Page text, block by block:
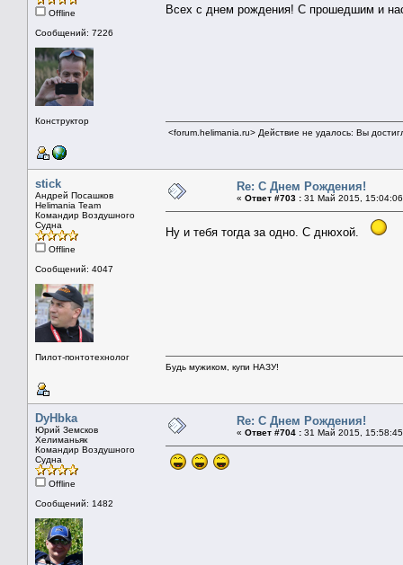
Offline
Сообщений: 7226
Конструктор
Всех с днем рождения! С прошедшим и
<forum.helimania.ru> Действие не удалось: Вы
stick
Андрей Посашков
Helimania Team
Командир Воздушного
Судна
Offline
Сообщений: 4047
Пилот-понтотехнолог
Re: С Днем Рождения!
« Ответ #703 : 31 Май 2015,
Ну и тебя тогда за одно. С днюхой.
Будь мужиком, купи НАЗУ!
DyHbka
Юрий Земсков
Хелиманьяк
Командир Воздушного
Судна
Offline
Сообщений: 1482
Re: С Днем Рождения!
« Ответ #704 : 31 Май 2015,